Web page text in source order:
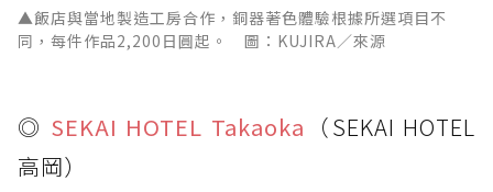
▲飯店與當地製造工房合作，銅器著色體驗根據所選項目不
同，每件作品2,200日圓起。 圖：KUJIRA／來源
◎ SEKAI HOTEL Takaoka （SEKAI HOTEL
高岡）